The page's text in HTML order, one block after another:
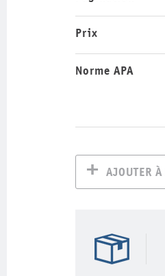
Prix
Norme APA
AJOUTER